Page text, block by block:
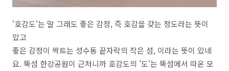
'호감도'는 말 그래도 좋은 감정, 즉 호감을 갖는 정도라는 뜻이
있고
좋은 감정이 싹트는 성수동 끝자락의 작은 섬, 이라는 뜻이 있네
요. 뚝섬 한강공원이 근처니까 호감도의 '도'는 뚝섬에서 따온 모